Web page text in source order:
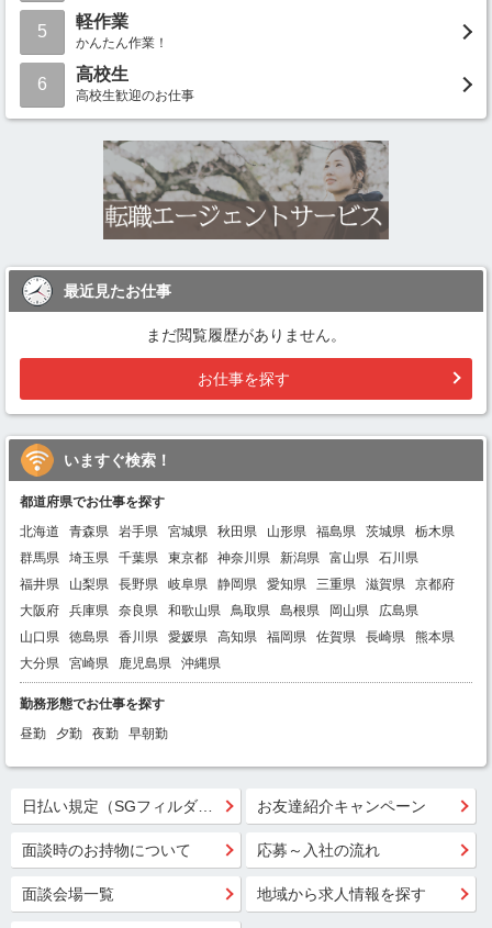
5
軽作業
かんたん作業！
6
高校生
高校生歓迎のお仕事
最近見たお仕事
まだ閲覧履歴がありません。
お仕事を探す
いますぐ検索！
都道府県でお仕事を探す
北海道
青森県 岩手県 宮城県 秋田県 山形県 福島県 茨城県
栃木県
群馬県
埼玉県 千葉県 東京都 神奈川県 新潟県 富山県
石川県
福井県
山梨県 長野県 岐阜県 静岡県 愛知県 三重県 滋賀県
京都府
大阪府
兵庫県 奈良県 和歌山県 鳥取県 島根県 岡山県
広島県
山口県
徳島県 香川県 愛媛県 高知県 福岡県 佐賀県 長崎県
熊本県
大分県
宮崎県 鹿児島県 沖縄県
勤務形態でお仕事を探す
昼勤
夕勤 夜勤 早朝勤
お友達紹介キャンペーン
面談時のお持物について 応募～入社の流れ
面談会場一覧 地域から求人情報を探す